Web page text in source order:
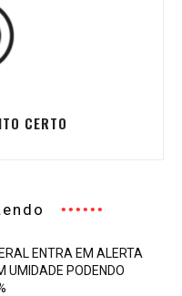
CERTO
ENTRA EM ALERTA
UMIDADE PODENDO